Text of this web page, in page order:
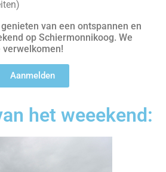
van een ontspannen en
op Schiermonnikoog. We
verwelkomen!
Aanmelden
het weeekend: